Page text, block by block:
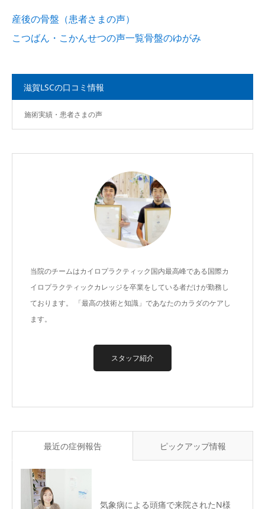
産後の骨盤（患者さまの声）
こつばん・こかんせつの声一覧骨盤のゆがみ
滋賀LSCの口コミ情報
施術実績・患者さまの声
当院のチームはカイロプラクティック国内最高峰である国際カ
イロプラクティックカレッジを卒業をしている者だけが勤務し
ております。 「最高の技術と知識」であなたのカラダのケアし
ます。
スタッフ紹介
最近の症例報告 ピックアップ情報
気象病による頭痛で来院されたN様